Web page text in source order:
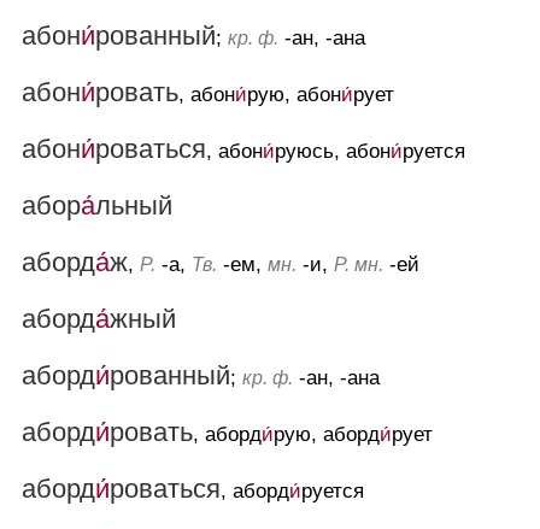
абони́рованный; кр. ф. -ан, -ана
абони́ровать, абони́рую, абони́рует
абони́роваться, абони́руюсь, абони́руется
абора́льный
аборда́ж, Р. -а, Тв. -ем, мн. -и, Р. мн. -ей
аборда́жный
аборди́рованный; кр. ф. -ан, -ана
аборди́ровать, аборди́рую, аборди́рует
аборди́роваться, аборди́руется